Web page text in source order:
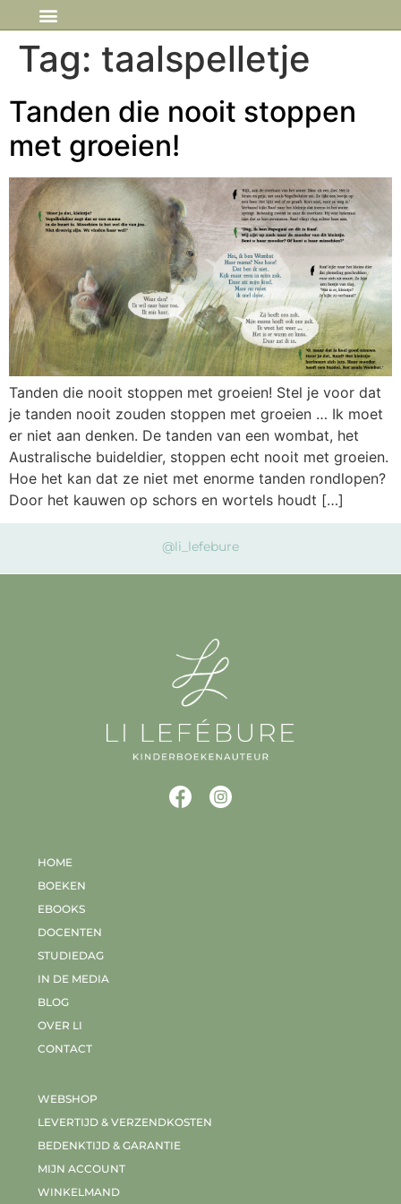
Tag: taalspelletje
Tanden die nooit stoppen
met groeien!
Tanden die nooit stoppen met groeien! Stel je voor dat
je tanden nooit zouden stoppen met groeien … Ik moet
er niet aan denken. De tanden van een wombat, het
Australische buideldier, stoppen echt nooit met groeien.
Hoe het kan dat ze niet met enorme tanden rondlopen?
Door het kauwen op schors en wortels houdt […]
@li_lefebure
HOME
BOEKEN
EBOOKS
DOCENTEN
STUDIEDAG
IN DE MEDIA
BLOG
OVER LI
CONTACT
WEBSHOP
LEVERTIJD & VERZENDKOSTEN
BEDENKTIJD & GARANTIE
MIJN ACCOUNT
WINKELMAND